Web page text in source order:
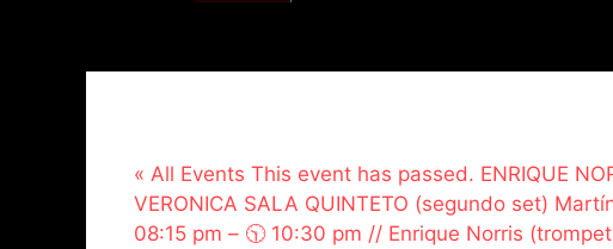
« All Events This event has passed. ENRIQUE
VERONICA SALA QUINTETO (segundo set)
08:15 pm – 🕥 10:30 pm // Enrique Norris